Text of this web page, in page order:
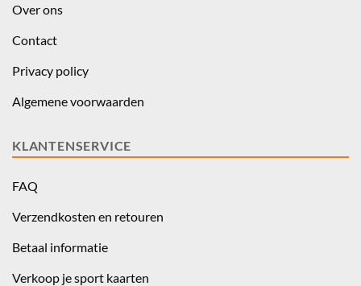
Over ons
Contact
Privacy policy
Algemene voorwaarden
KLANTENSERVICE
FAQ
Verzendkosten en retouren
Betaal informatie
Verkoop je sport kaarten